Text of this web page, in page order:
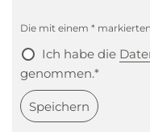
Die mit einem *
Ich habe die
genommen.*
Speichern